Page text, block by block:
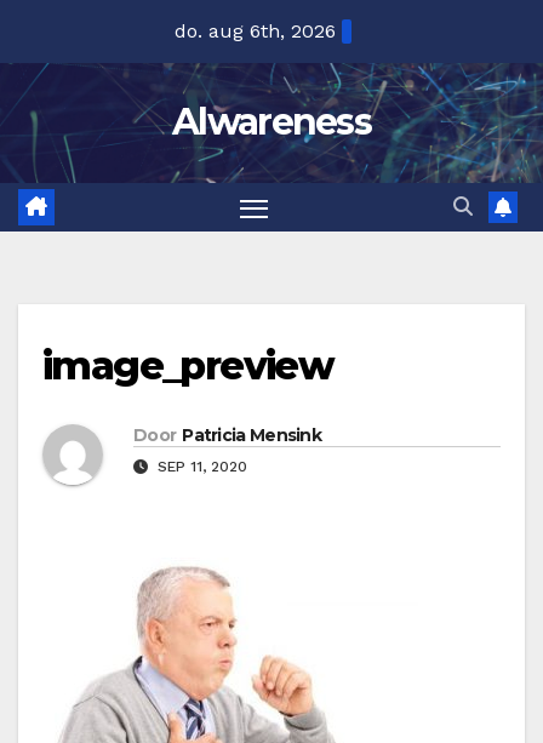
inhoud
do. aug 6th, 2026
Alwareness
image_preview
Door Patricia Mensink
SEP 11, 2020